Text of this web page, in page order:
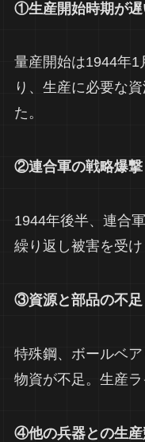
①生産開始時期が遅
量産開始は1944年1
り、生産に必要な
た。
②連合軍の戦略爆撃
1944年後半、連合
繰り返し被害を受け
③資源と部品の不足
特殊鋼、ボールベ
物資が不足。生産ラ
④他の兵器との生産